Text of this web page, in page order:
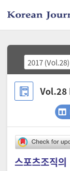
2017 (Vol.28)
Vol.28
스포츠조직